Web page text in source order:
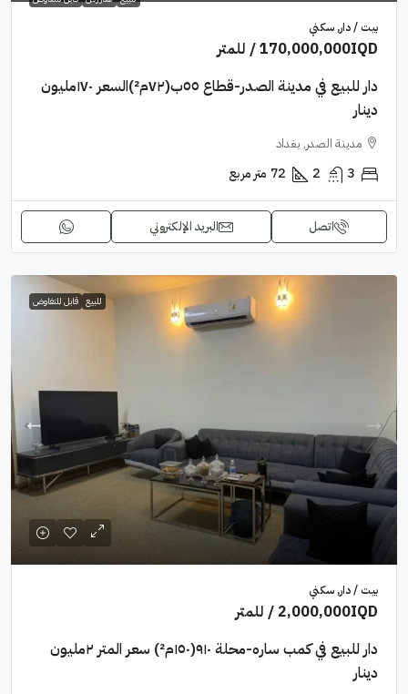
بيت / دار, سكني
170,000,000IQD/ للمتر
دار للبيع في مدينة الصدر-قطاع ٥٥ب(٧٢م²)السعر ١٧٠مليون
دينار
مدينة الصدر, بغداد
3
2
72 متر مربع
اتصل البريد الإلكتروني
للبيع قابل للتفاوض
بيت / دار, سكني
2,000,000IQD / للمتر
دار للبيع في كمب ساره-محلة ٩١٠(١٥٠م²) سعر المتر ٢مليون
دينار